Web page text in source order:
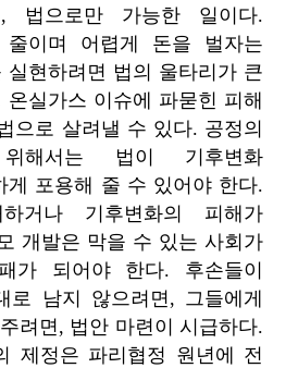
, 법으로만 가능한 일이다.
줄이며 어렵게 돈을 벌자는
실현하려면 법의 울타리가 큰
실가스 이슈에 파묻힌 피해
으로 살려낼 수 있다. 공정의
해서는 법이 기후변화
게 포용해 줄 수 있어야 한다.
하거나 기후변화의 피해가
개발은 막을 수 있는 사회가
가 되어야 한다. 후손들이
로 남지 않으려면, 그들에게
려면, 법안 마련이 시급하다.
제정은 파리협정 원년에 전